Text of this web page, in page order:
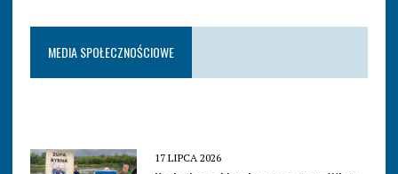
MEDIA SPOŁECZNOŚCIOWE
17 LIPCA 2026